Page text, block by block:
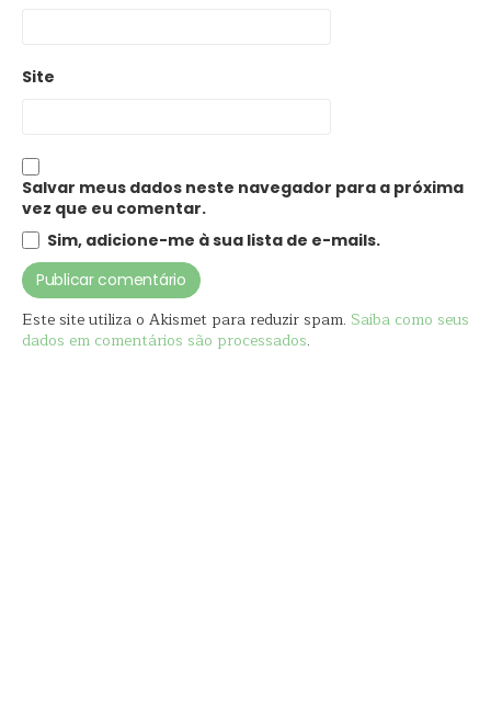
Site
Salvar meus dados neste navegador para a próxima
vez que eu comentar.
Sim, adicione-me à sua lista de e-mails.
Este site utiliza o Akismet para reduzir spam. Saiba como seus
dados em comentários são processados.